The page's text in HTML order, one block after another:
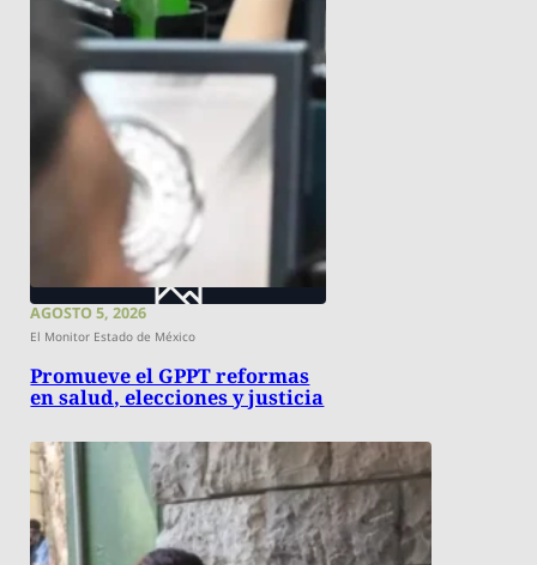
AGOSTO 5, 2026
El Monitor Estado de México
Promueve el GPPT reformas
en salud, elecciones y justicia